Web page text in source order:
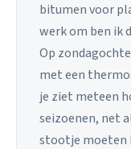
bitumen voor
werk om ben ik
Op
met een
je ziet meteen
seizoenen, net
stootje moeten